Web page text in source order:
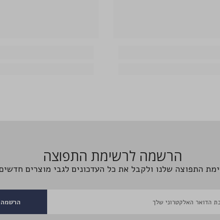
הרשמה לרשימת התפוצה
התפוצה שלנו ולקבל את כל העדכונים לגבי מוצרים
הרשמה